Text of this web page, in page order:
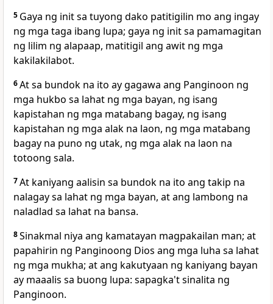
5 Gaya ng init sa tuyong dako patitigilin mo ang ingay
ng mga taga ibang lupa; gaya ng init sa pamamagitan
ng lilim ng alapaap, matitigil ang awit ng mga
kakilakilabot.
6At sa bundok na ito ay gagawa ang Panginoon ng
mga hukbo sa lahat ng mga bayan, ng isang
kapistahan ng mga matabang bagay, ng isang
kapistahan ng mga alak na laon, ng mga matabang
bagay na puno ng utak, ng mga alak na laon na
totoong sala.
7At kaniyang aalisin sa bundok na ito ang takip na
nalagay sa lahat ng mga bayan, at ang lambong na
naladlad sa lahat na bansa.
8Sinakmal niya ang kamatayan magpakailan man; at
papahirin ng Panginoong Dios ang mga luha sa lahat
ng mga mukha; at ang kakutyaan ng kaniyang bayan
ay maaalis sa buong lupa: sapagka't sinalita ng
Panginoon.